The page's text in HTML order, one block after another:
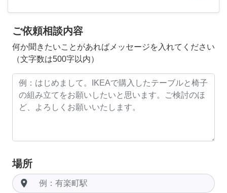
ご依頼相談内容
何か聞きたいことがあればメッセージを入れてください
（文字数は500字以内）
場所
room